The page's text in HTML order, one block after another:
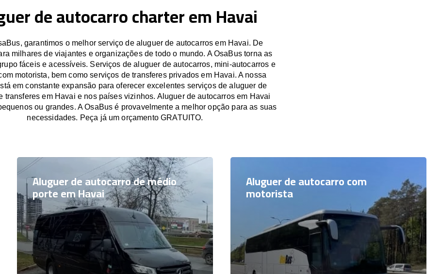
de autocarro charter em Havai
garantimos o melhor serviço de aluguer de autocarros em Havai. De
milhares de viajantes e organizações de todo o mundo. A OsaBus torna as
fáceis e acessíveis. Serviços de aluguer de autocarros, mini-autocarros e
motorista, bem como serviços de transferes privados em Havai. A nossa
em constante expansão para oferecer excelentes serviços de aluguer de
transferes em Havai e nos países vizinhos. Aluguer de autocarros em Havai
ou grandes. A OsaBus é provavelmente a melhor opção para as suas
necessidades. Peça já um orçamento GRATUITO.
Aluguer de autocarro de médio
porte em Havai
Aluguer de autocarro com
motorista